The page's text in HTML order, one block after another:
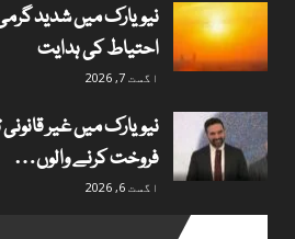
نیویارک میں شدید
احتیاط کی ہدایت
اگست 7, 2026
نیویارک میں غیر
فروخت کرنے والوں…
اگست 6, 2026